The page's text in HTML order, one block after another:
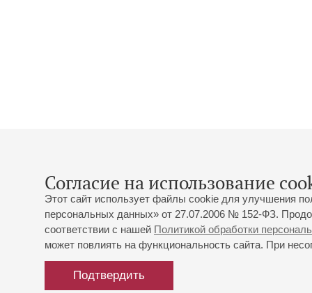
Согласие на использование
Этот сайт использует файлы cookie для улучшения
персональных данных» от 27.07.2006 № 152-ФЗ.
соответствии с нашей Политикой обработки
может повлиять на функциональность сайта. При
Подтвердить